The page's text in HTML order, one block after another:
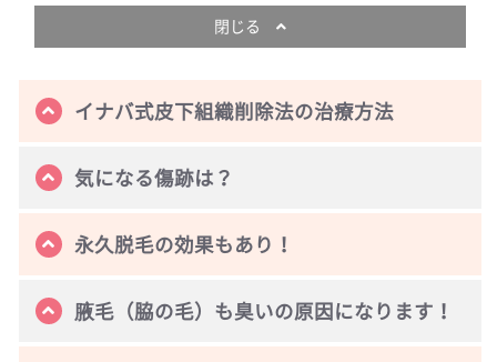
閉じる
イナバ式皮下組織削除法の治療方法
気になる傷跡は？
永久脱毛の効果もあり！
腋毛（脇の毛）も臭いの原因になります！